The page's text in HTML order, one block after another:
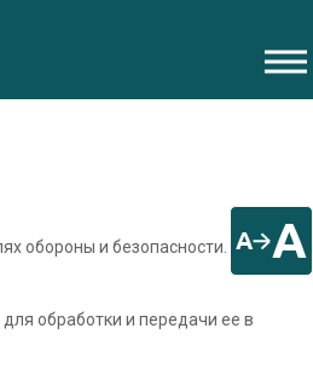
A A
обороны и безопасности.
обработки и передачи ее в